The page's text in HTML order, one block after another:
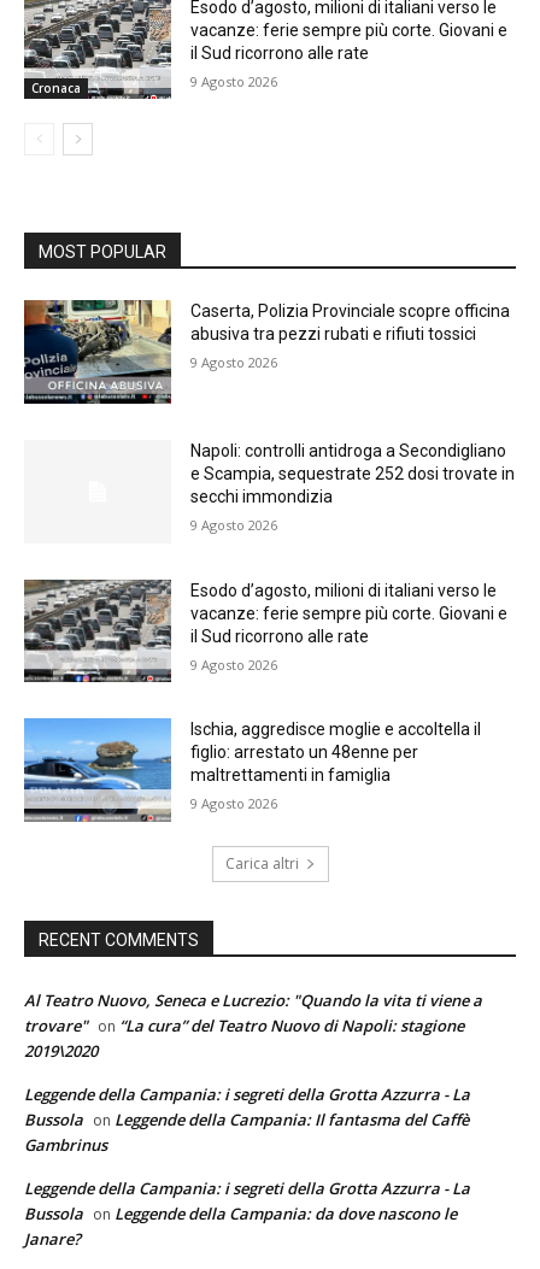
Cronaca
Esodo d’agosto, milioni di italiani verso le
vacanze: ferie sempre più corte. Giovani e
il Sud ricorrono alle rate
9 Agosto 2026
MOST POPULAR
Caserta, Polizia Provinciale scopre officina
abusiva tra pezzi rubati e rifiuti tossici
9 Agosto 2026
Napoli: controlli antidroga a Secondigliano
e Scampia, sequestrate 252 dosi trovate in
secchi immondizia
9 Agosto 2026
Esodo d’agosto, milioni di italiani verso le
vacanze: ferie sempre più corte. Giovani e
il Sud ricorrono alle rate
9 Agosto 2026
Ischia, aggredisce moglie e accoltella il
figlio: arrestato un 48enne per
maltrettamenti in famiglia
9 Agosto 2026
Carica altri
RECENT COMMENTS
Al Teatro Nuovo, Seneca e Lucrezio: "Quando la vita ti viene a
trovare" on “La cura” del Teatro Nuovo di Napoli: stagione
2019\2020
Leggende della Campania: i segreti della Grotta Azzurra - La
Bussola on Leggende della Campania: Il fantasma del Caffè
Gambrinus
Leggende della Campania: i segreti della Grotta Azzurra - La
Bussola on Leggende della Campania: da dove nascono le
Janare?